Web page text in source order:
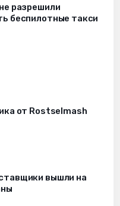
разрешили
беспилотные такси
от Rostselmash
вышли на